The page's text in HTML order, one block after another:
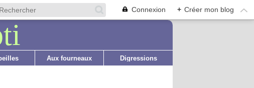
Connexion + Créer mon blog
Aux fourneaux Digressions